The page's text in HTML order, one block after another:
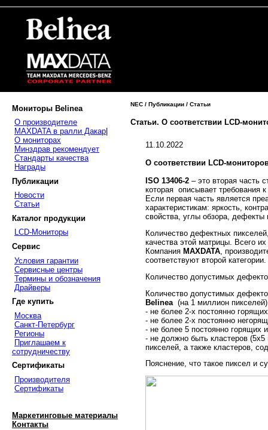
Мониторы Belinea
О производителе
MAXDATA в ралли Дакар
О мониторах
Минздрав рекомендует
Стандарты качества
Награды
Публикации
Новости
Статьи
Каталог продукции
LCD-Мониторы
Сервис
Условия гарантии
Сервисные центры
Термины и обозначения
Драйверы
Где купить
Москва
Санкт-Петербург
Регионы
Приглашаем к
сотрудничеству
Сертификаты
Производителя
Сертификаты
Маркетинговые материалы
Контакты
NEC / Публикации / Статьи
Статьи. О соответствии LCD-
11.10.2022
О соответствии LCD-
ISO 13406-2 – это вторая часть
которая описывает требования
Если первая часть является
характеристикам: яркость,
свойства, углы обзора, дефекты
Количество дефектных
качества этой матрицы. Всего
Компания MAXDATA ,
соответствуют второй категории.
Количество допустимых
Количество допустимых
Belinea (на 1 миллион
- не более 2-х постоянно
- не более 2-х постоянно
- не более 5 постоянно горящих
- не должно быть кластеров
пикселей, а также кластеров,
Пояснение, что такое пиксел и